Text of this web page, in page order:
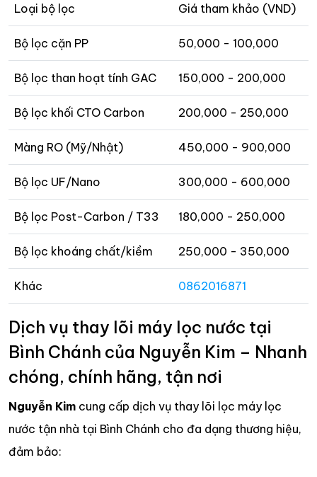
Loại bộ lọc Giá tham khảo (VND)
Bộ lọc cặn PP 50,000 - 100,000
Bộ lọc than hoạt tính GAC 150,000 - 200,000
Bộ lọc khối CTO Carbon 200,000 - 250,000
Màng RO (Mỹ/Nhật) 450,000 - 900,000
Bộ lọc UF/Nano 300,000 - 600,000
Bộ lọc Post-Carbon / T33 180,000 - 250,000
Bộ lọc khoáng chất/kiềm 250,000 - 350,000
Khác 0862016871
Dịch vụ thay lõi máy lọc nước tại
Bình Chánh của Nguyễn Kim – Nhanh
chóng, chính hãng, tận nơi
Nguyễn Kim cung cấp dịch vụ thay lõi lọc máy lọc
nước tận nhà tại Bình Chánh cho đa dạng thương hiệu,
đảm bảo: